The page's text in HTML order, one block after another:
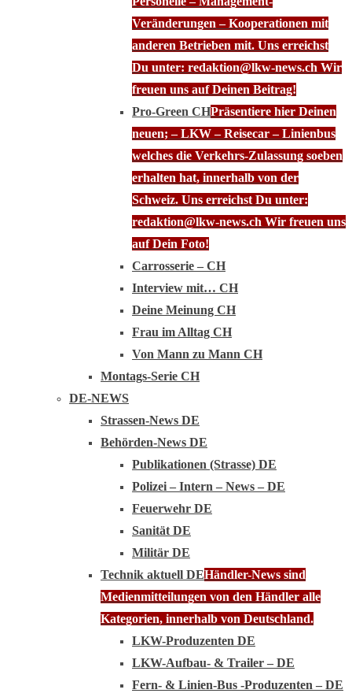
Veränderungen – Kooperationen mit
anderen Betrieben mit. Uns erreichst
Du unter: redaktion@lkw-news.ch Wir
freuen uns auf Deinen Beitrag!
Pro-Green CHPräsentiere hier Deinen
neuen; – LKW – Reisecar – Linienbus
welches die Verkehrs-Zulassung soeben
erhalten hat, innerhalb von der
Schweiz. Uns erreichst Du unter:
redaktion@lkw-news.ch Wir freuen uns
auf Dein Foto!
Carrosserie – CH
Interview mit… CH
Deine Meinung CH
Frau im Alltag CH
Von Mann zu Mann CH
Montags-Serie CH
DE-NEWS
Strassen-News DE
Behörden-News DE
Publikationen (Strasse) DE
Polizei – Intern – News – DE
Feuerwehr DE
Sanität DE
Militär DE
Technik aktuell DEHändler-News sind
Medienmitteilungen von den Händler alle
Kategorien, innerhalb von Deutschland.
LKW-Produzenten DE
LKW-Aufbau- & Trailer – DE
Fern- & Linien-Bus -Produzenten – DE